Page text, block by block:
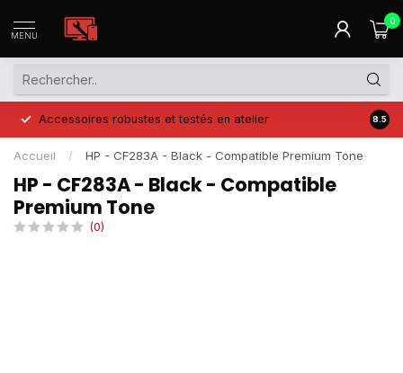
MENU
0
Accessoires robustes et testés en atelier Prix
8.5
Accueil / HP - CF283A - Black - Compatible Premium Tone
HP - CF283A - Black - Compatible
Premium Tone
(0)